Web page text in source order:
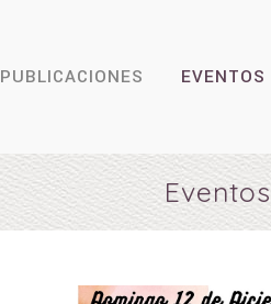
PUBLICACIONES EVENTOS
Eventos